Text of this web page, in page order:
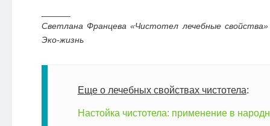
Светлана Францева «Чистотел лечебные
Эко-жизнь
Еще о лечебных свойствах чистотела:
Настойка чистотела: применение в